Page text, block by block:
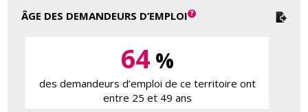
ÂGE DES DEMANDEURS D’EMPLOI
64%
des demandeurs d’emploi de ce territoire ont
entre 25 et 49 ans